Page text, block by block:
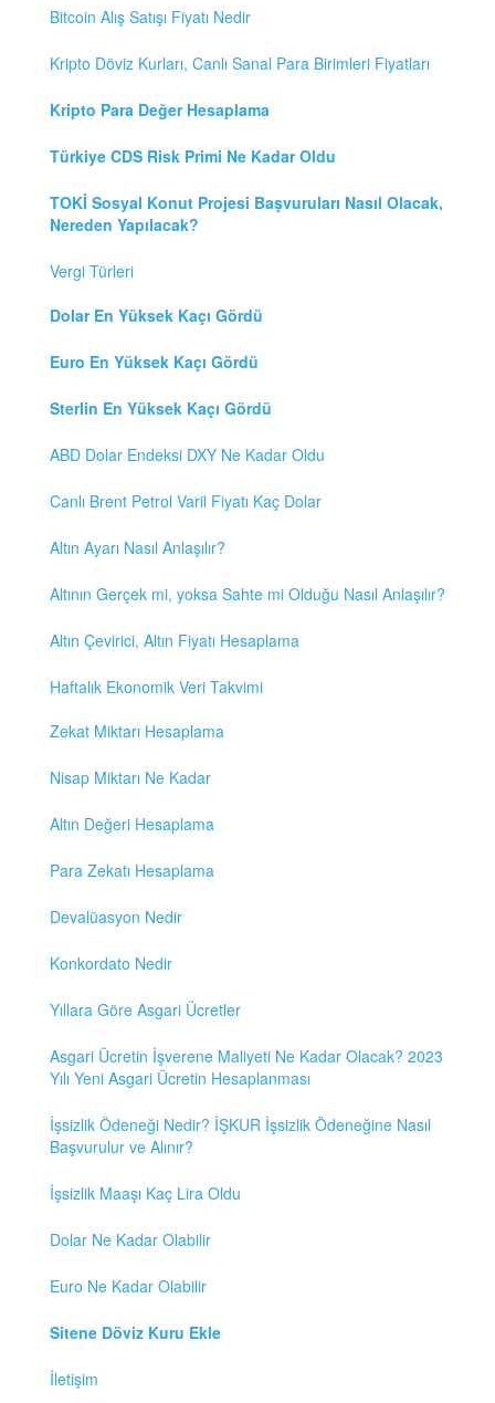
Bitcoin Alış Satışı Fiyatı Nedir
Kripto Döviz Kurları, Canlı Sanal Para Birimleri Fiyatları
Kripto Para Değer Hesaplama
Türkiye CDS Risk Primi Ne Kadar Oldu
TOKİ Sosyal Konut Projesi Başvuruları Nasıl Olacak,
Nereden Yapılacak?
Vergi Türleri
Dolar En Yüksek Kaçı Gördü
Euro En Yüksek Kaçı Gördü
Sterlin En Yüksek Kaçı Gördü
ABD Dolar Endeksi DXY Ne Kadar Oldu
Canlı Brent Petrol Varil Fiyatı Kaç Dolar
Altın Ayarı Nasıl Anlaşılır?
Altının Gerçek mi, yoksa Sahte mi Olduğu Nasıl Anlaşılır?
Altın Çevirici, Altın Fiyatı Hesaplama
Haftalık Ekonomik Veri Takvimi
Zekat Miktarı Hesaplama
Nisap Miktarı Ne Kadar
Altın Değeri Hesaplama
Para Zekatı Hesaplama
Devalüasyon Nedir
Konkordato Nedir
Yıllara Göre Asgari Ücretler
Asgari Ücretin İşverene Maliyeti Ne Kadar Olacak? 2023
Yılı Yeni Asgari Ücretin Hesaplanması
İşsizlik Ödeneği Nedir? İŞKUR İşsizlik Ödeneğine Nasıl
Başvurulur ve Alınır?
İşsizlik Maaşı Kaç Lira Oldu
Dolar Ne Kadar Olabilir
Euro Ne Kadar Olabilir
Sitene Döviz Kuru Ekle
İletişim